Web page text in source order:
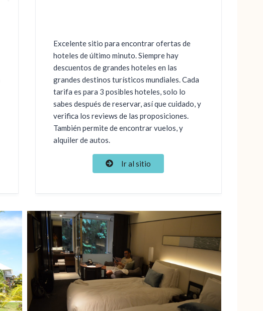
Excelente sitio para encontrar ofertas de
hoteles de último minuto. Siempre hay
descuentos de grandes hoteles en las
grandes destinos turísticos mundiales. Cada
tarifa es para 3 posibles hoteles, solo lo
sabes después de reservar, así que cuidado, y
verifica los reviews de las proposiciones.
También permite de encontrar vuelos, y
alquiler de autos.
Ir al sitio